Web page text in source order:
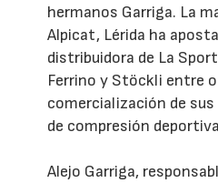
hermanos Garriga. La
Alpicat, Lérida ha
distribuidora de La
Ferrino y Stöckli entre
comercialización de
de compresión
Alejo Garriga,